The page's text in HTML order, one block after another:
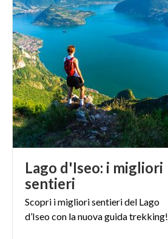
Lago d'Iseo: i migliori
sentieri
Scopri imigliorisentieridel Lago
d’Iseocon lanuovaguidatrekking!